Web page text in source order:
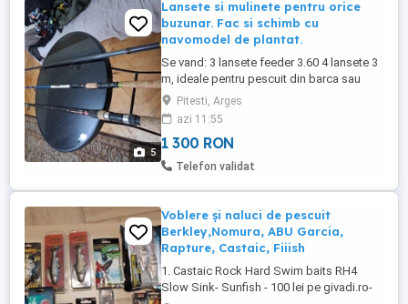
5
Lansete si mulinete pentru orice
buzunar. Fac si schimb cu
navomodel de plantat.
Se vand: 3 lansete feeder 3.60 4 lansete 3
m, ideale pentru pescuit din barca sau
stationar - crap, caras, platica... 2 lansete
2.70, carbon 100%, ideale pentru stationar
sau spining. Mai am si o lanseta long cast
carp, FOX, carbon 100%, 3.90(pentru
interesati, poze si detalii in privat)
Pitesti, Arges
azi 11:55
1 300 RON
Telefon validat
Voblere și naluci de pescuit
Berkley,Nomura, ABU Garcia,
Rapture, Castaic, Fiiish
1. Castaic Rock Hard Swim baits RH4
Slow Sink- Sunfish - 100 lei pe givadi.ro-